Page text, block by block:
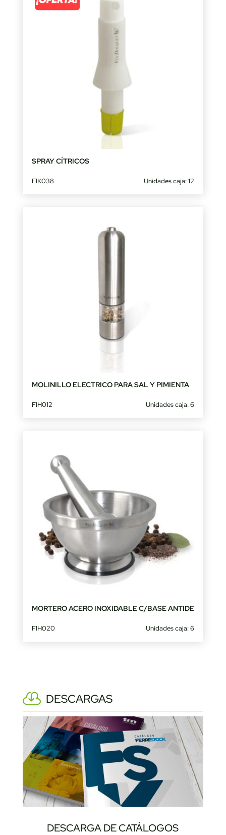
SPRAY CÍTRICOS
FIK038 Unidades caja: 12
MOLINILLO ELECTRICO PARA SAL Y PIMIENTA
FIH012 Unidades caja: 6
MORTERO ACERO INOXIDABLE C/BASE ANTIDE
FIH020 Unidades caja: 6
DESCARGAS
DESCARGA DE CATÁLOGOS